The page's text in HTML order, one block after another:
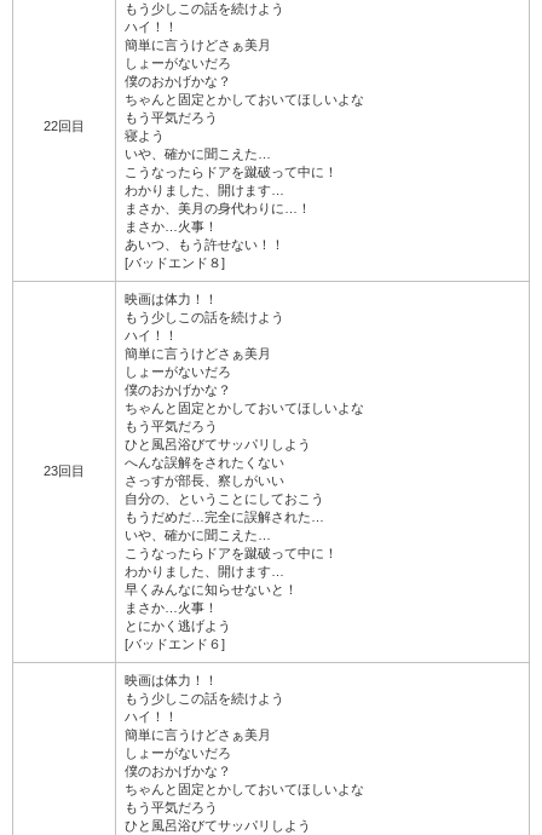
22回目
もう少しこの話を続けよう
ハイ！！
簡単に言うけどさぁ美月
しょーがないだろ
僕のおかげかな？
ちゃんと固定とかしておいてほしいよな
もう平気だろう
寝よう
いや、確かに聞こえた…
こうなったらドアを蹴破って中に！
わかりました、開けます…
まさか、美月の身代わりに…！
まさか…火事！
あいつ、もう許せない！！
[バッドエンド８]
23回目
映画は体力！！
もう少しこの話を続けよう
ハイ！！
簡単に言うけどさぁ美月
しょーがないだろ
僕のおかげかな？
ちゃんと固定とかしておいてほしいよな
もう平気だろう
ひと風呂浴びてサッパリしよう
へんな誤解をされたくない
さっすが部長、察しがいい
自分の、ということにしておこう
もうだめだ…完全に誤解された…
いや、確かに聞こえた…
こうなったらドアを蹴破って中に！
わかりました、開けます…
早くみんなに知らせないと！
まさか…火事！
とにかく逃げよう
[バッドエンド６]
映画は体力！！
もう少しこの話を続けよう
ハイ！！
簡単に言うけどさぁ美月
しょーがないだろ
僕のおかげかな？
ちゃんと固定とかしておいてほしいよな
もう平気だろう
ひと風呂浴びてサッパリしよう